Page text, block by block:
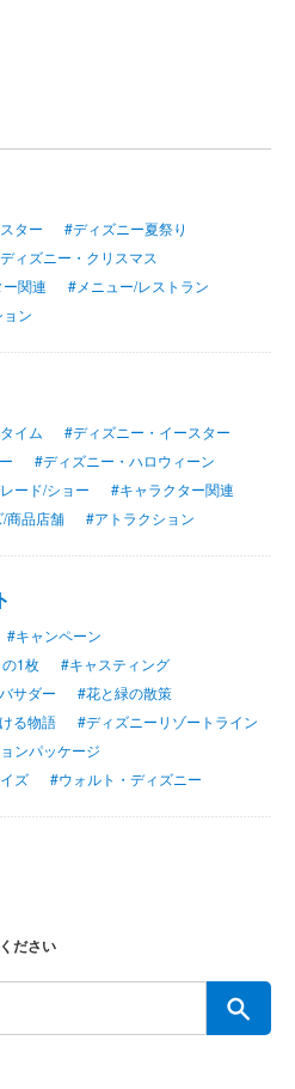
ター
#ディズニー夏祭り
ィズニー・クリスマス
関連
#メニュー/レストラン
ン
イム
#ディズニー・イースター
#ディズニー・ハロウィーン
ード/ショー
#キャラクター関連
商品店舗 #アトラクション
#キャンペーン
1枚
#キャスティング
サダー
#花と緑の散策
る物語
#ディズニーリゾートライン
ンパッケージ
ズ #ウォルト・ディズニー
ださい